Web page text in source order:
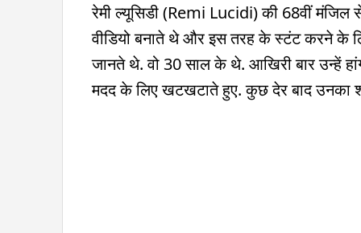
रेमी ल्यूसिडी (Remi Lucidi) की 68वीं मंजिल
वीडियो बनाते थे और इस तरह के स्टंट करने के
जानते थे. वो 30 साल के थे. आखिरी बार उन्हें
मदद के लिए खटखटाते हुए. कुछ देर बाद उनका